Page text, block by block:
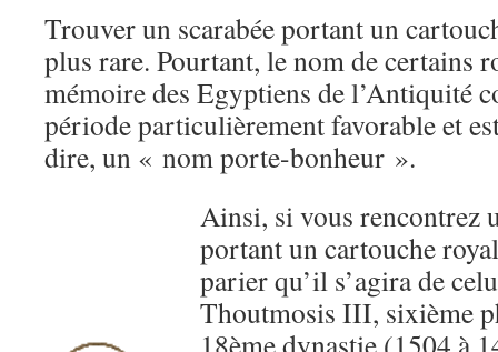
Trouver un scarabée portant un
plus rare. Pourtant, le nom de certains
mémoire des Egyptiens de l’Antiquité
période particulièrement favorable et
dire, un « nom porte-bonheur ».
Ainsi, si vous rencontrez
portant un cartouche
parier qu’il s’agira de
Thoutmosis III, sixième
18ème dynastie (1504 à